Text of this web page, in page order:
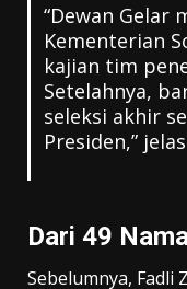
“Dewan Gelar
Kementerian
kajian tim
Setelahnya,
seleksi akhir
Presiden,”
Dari 49
Sebelumnya, Fadli